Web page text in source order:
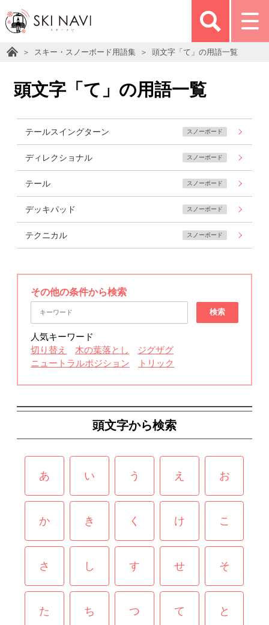
スキー・スノーボード用語集 頭文字「て」の用語一覧
頭文字「て」の用語一覧
テールスイングターン スノーボード
ディレクショナル スノーボード
テール スノーボード
デッキパッド スノーボード
テクニカル スノーボード
その他の条件から検索
検索
人気キーワード
切り替え
木の葉落とし
ジグザグ
ニュートラルポジション
トリック
頭文字から検索
あ い う え お
か き く け こ
さ し す せ そ
た ち つ て と